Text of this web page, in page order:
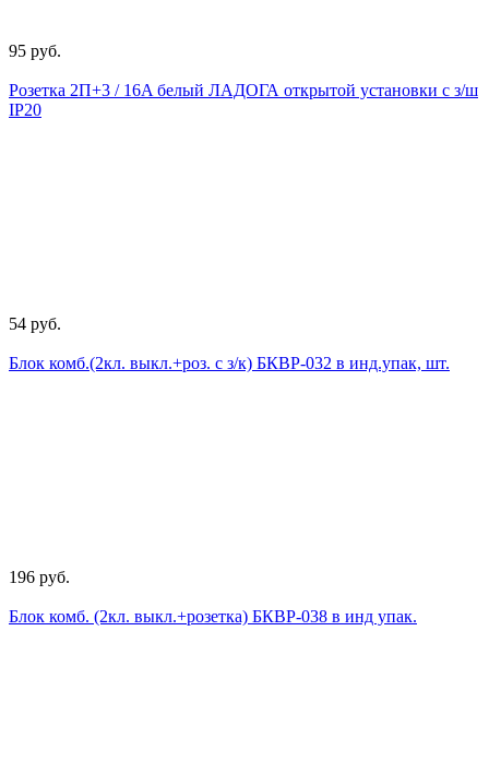
95 руб.
Розетка 2П+3 / 16A белый ЛАДОГА открытой установки с з/ш
IP20
54 руб.
Блок комб.(2кл. выкл.+роз. с з/к) БКВР-032 в инд.упак, шт.
196 руб.
Блок комб. (2кл. выкл.+розетка) БКВР-038 в инд упак.